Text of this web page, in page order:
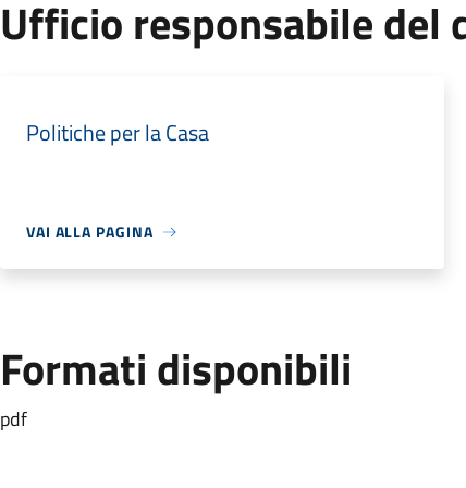
Ufficio responsabile del
Politiche per la Casa
VAI ALLA PAGINA
Formati disponibili
pdf